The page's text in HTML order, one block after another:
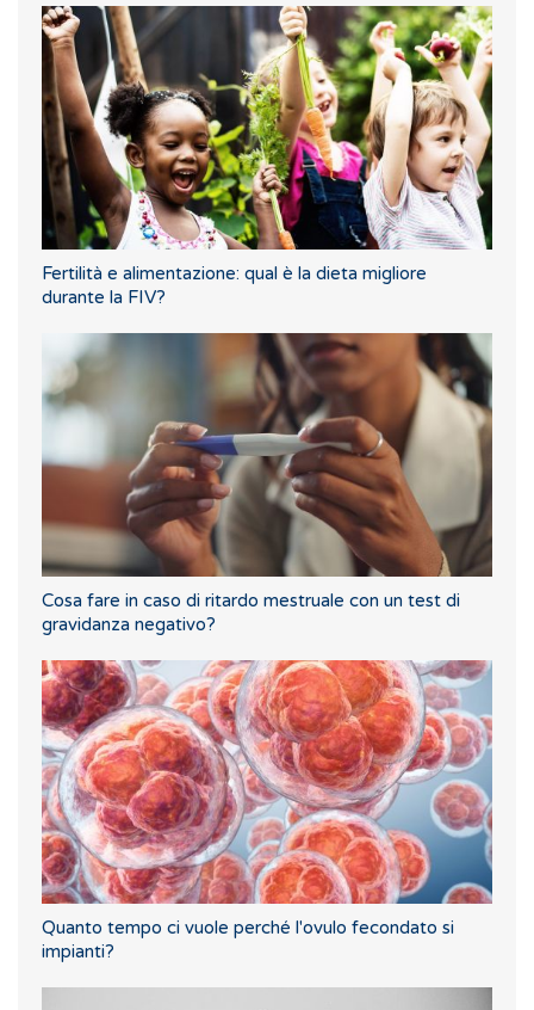
Fertilità e alimentazione: qual è la dieta migliore
durante la FIV?
Cosa fare in caso di ritardo mestruale con un test di
gravidanza negativo?
Quanto tempo ci vuole perché l'ovulo fecondato si
impianti?